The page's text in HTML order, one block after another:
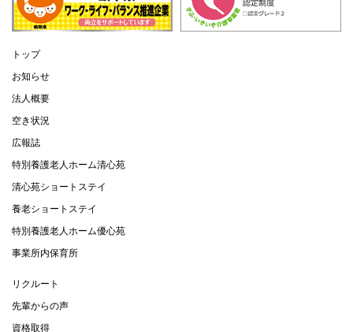
トップ
お知らせ
法人概要
空き状況
広報誌
特別養護老人ホーム清心苑
清心苑ショートステイ
養老ショートステイ
特別養護老人ホーム優心苑
事業所内保育所
リクルート
先輩からの声
資格取得